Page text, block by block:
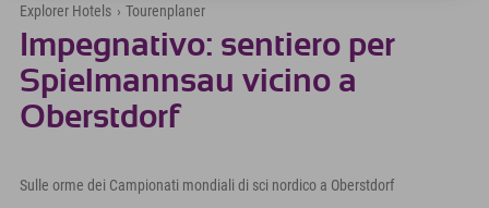
Explorer Hotels › Tourenplaner
Impegnativo: sentiero per
Spielmannsau vicino a
Oberstdorf
Sulle orme dei Campionati mondiali di sci nordico a Oberstdorf